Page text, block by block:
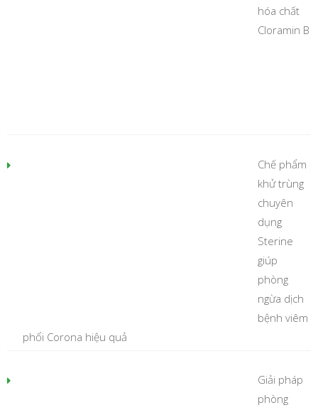
hóa chất
Cloramin B
Chế phẩm
khử trùng
chuyên
dụng
Sterine
giúp
phòng
ngừa dịch
bệnh viêm
phổi Corona hiệu quả
Giải pháp
phòng